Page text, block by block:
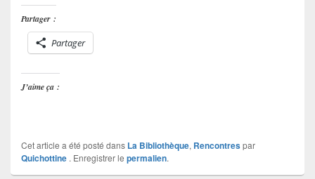
Partager :
Partager
J’aime ça :
Cet article a été posté dans La Bibliothèque, Rencontrespar
Quichottine . Enregistrer le permalien.